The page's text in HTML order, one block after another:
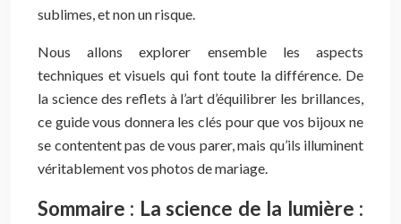
sublimes, et non un risque.
Nous allons explorer ensemble les aspects
techniques et visuels qui font toute la différence. De
la science des reflets à l’art d’équilibrer les brillances,
ce guide vous donnera les clés pour que vos bijoux ne
se contentent pas de vous parer, mais qu’ils illuminent
véritablement vos photos de mariage.
Sommaire : La science de la lumière :